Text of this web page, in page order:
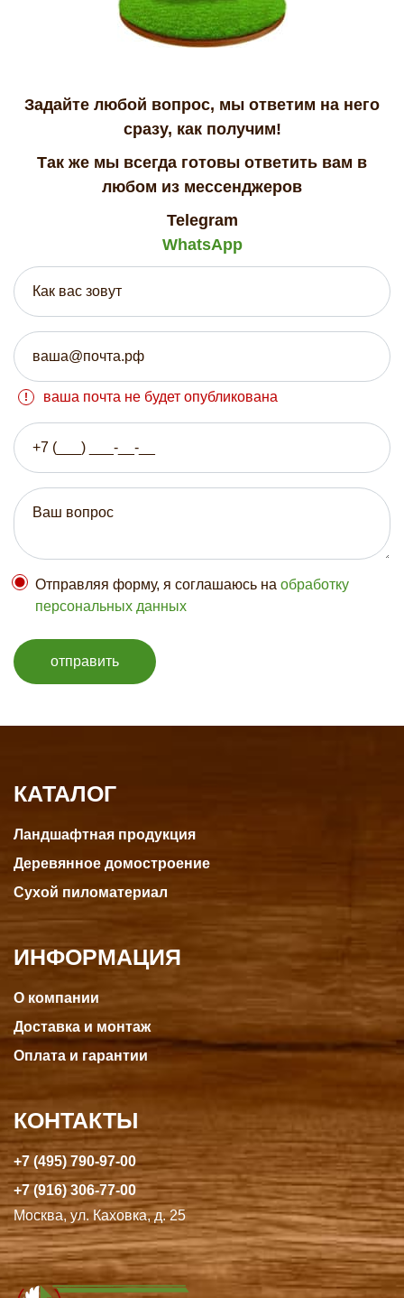
Задайте любой вопрос, мы ответим на него
сразу, как получим!
Так же мы всегда готовы ответить вам в
любом из мессенджеров
Telegram
WhatsApp
ваша почта не будет опубликована
Отправляя форму, я соглашаюсь на обработку
персональных данных
отправить
КАТАЛОГ
Ландшафтная продукция
Деревянное домостроение
Сухой пиломатериал
ИНФОРМАЦИЯ
О компании
Доставка и монтаж
Оплата и гарантии
КОНТАКТЫ
+7 (495) 790-97-00
+7 (916) 306-77-00
Москва, ул. Каховка, д. 25